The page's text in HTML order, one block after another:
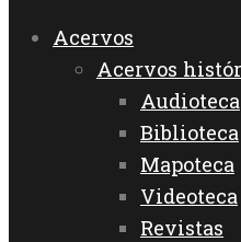
Acervos
Acervos
Audioteca
Biblioteca
Mapoteca
Videoteca
Revistas